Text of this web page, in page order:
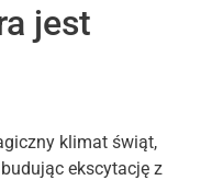
jest
klimat świąt,
ekscytację z